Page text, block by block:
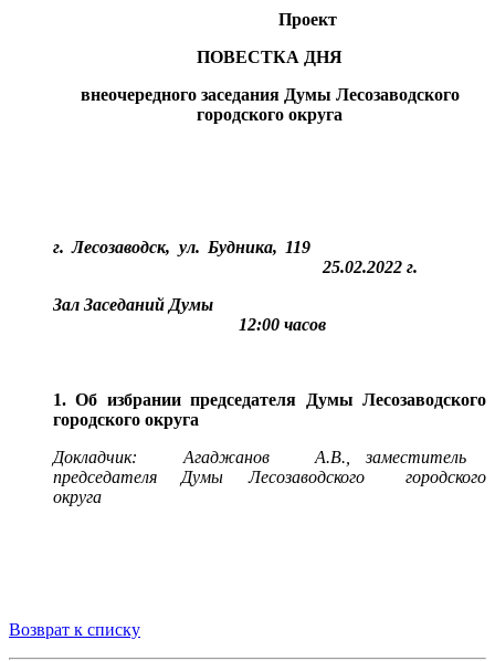
Проект
ПОВЕСТКА ДНЯ
внеочередного заседания Думы Лесозаводского
городского округа
г. Лесозаводск, ул. Будника, 119
25.02.2022 г.
Зал Заседаний Думы
12:00 часов
1. Об избрании председателя Думы Лесозаводского
городского округа
Докладчик: Агаджанов А.В., заместитель
председателя Думы Лесозаводского городского
округа
Возврат к списку